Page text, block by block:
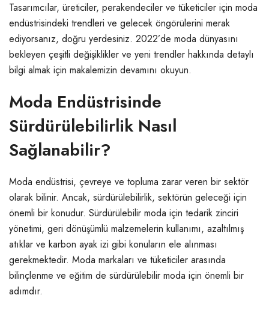
Tasarımcılar, üreticiler, perakendeciler ve tüketiciler için moda
endüstrisindeki trendleri ve gelecek öngörülerini merak
ediyorsanız, doğru yerdesiniz. 2022’de moda dünyasını
bekleyen çeşitli değişiklikler ve yeni trendler hakkında detaylı
bilgi almak için makalemizin devamını okuyun.
Moda Endüstrisinde
Sürdürülebilirlik Nasıl
Sağlanabilir?
Moda endüstrisi, çevreye ve topluma zarar veren bir sektör
olarak bilinir. Ancak, sürdürülebilirlik, sektörün geleceği için
önemli bir konudur. Sürdürülebilir moda için tedarik zinciri
yönetimi, geri dönüşümlü malzemelerin kullanımı, azaltılmış
atıklar ve karbon ayak izi gibi konuların ele alınması
gerekmektedir. Moda markaları ve tüketiciler arasında
bilinçlenme ve eğitim de sürdürülebilir moda için önemli bir
adımdır.